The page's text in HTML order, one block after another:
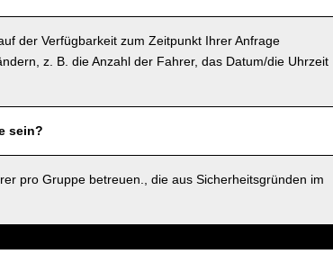
der Verfügbarkeit zum Zeitpunkt Ihrer Anfrage
z. B. die Anzahl der Fahrer, das Datum/die Uhrzeit
sein?
pro Gruppe betreuen., die aus Sicherheitsgründen im